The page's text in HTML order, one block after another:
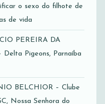
o sexo do filhote de
de vida
PEREIRA DA
Delta Pigeons, Parnaíba
BELCHIOR – Clube
Nossa Senhora do